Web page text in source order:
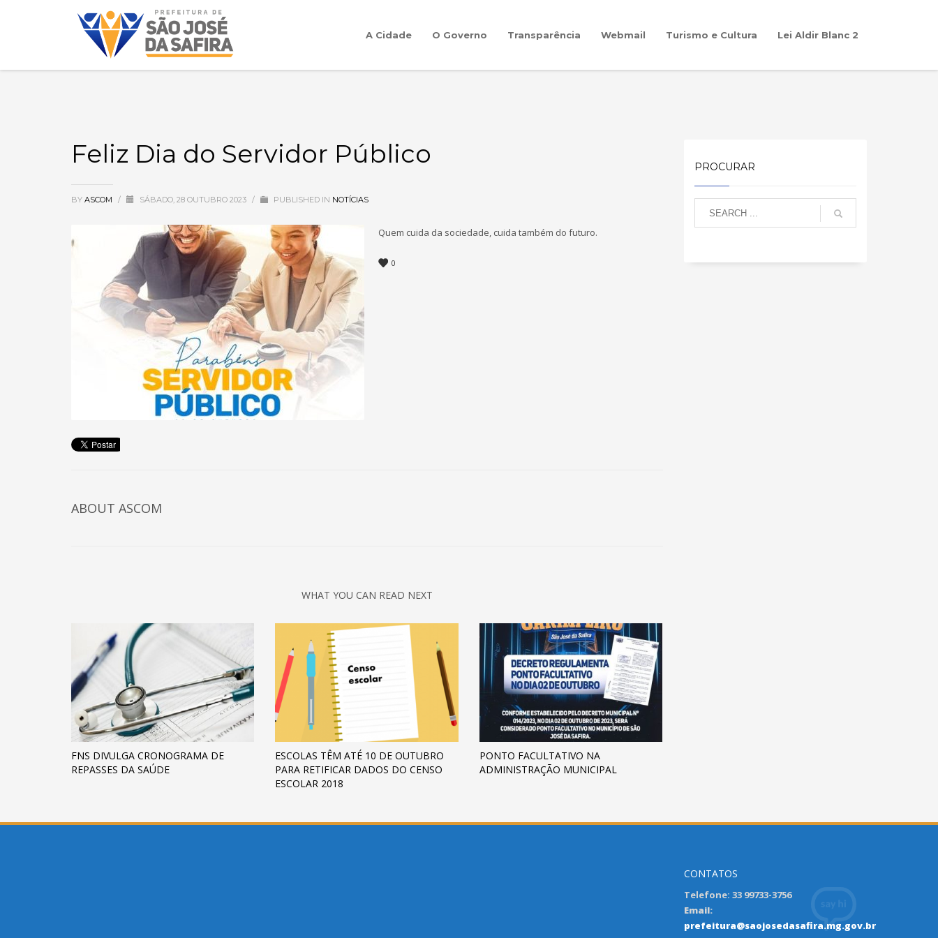
A Cidade O Governo Transparência Webmail Turismo e Cultura Lei Aldir Blanc 2
Feliz Dia do Servidor Público
BY ASCOM / SÁBADO, 28 OUTUBRO 2023 / PUBLISHED IN NOTÍCIAS
Quem cuida da sociedade, cuida também do futuro.
0
ABOUT ASCOM
WHAT YOU CAN READ NEXT
FNS DIVULGA CRONOGRAMA DE
REPASSES DA SAÚDE
ESCOLAS TÊM ATÉ 10 DE OUTUBRO
PARA RETIFICAR DADOS DO CENSO
ESCOLAR 2018
PONTO FACULTATIVO NA
ADMINISTRAÇÃO MUNICIPAL
PROCURAR
CONTATOS
Telefone: 33 99733-3756
Email:
prefeitura@saojosedasafira.mg.gov.br